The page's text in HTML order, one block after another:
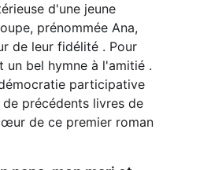
d'une jeune
prénommée Ana,
de leur fidélité . Pour
un bel hymne à l'amitié .
participative
précédents livres de
de ce premier roman